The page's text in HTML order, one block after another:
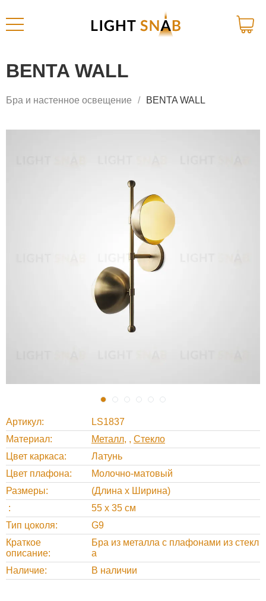
BENTA WALL
Бра и настенное освещение BENTA WALL
Артикул
LS1837
Материал
Металл , Стекло
Цвет каркаса
Латунь
Цвет плафона
Молочно-матовый
Размеры
(Длина х Ширина)
55 х 35 см
Тип цоколя
G9
Краткое
описание
Бра из металла с плафонами из стекл
а
Наличие
В наличии